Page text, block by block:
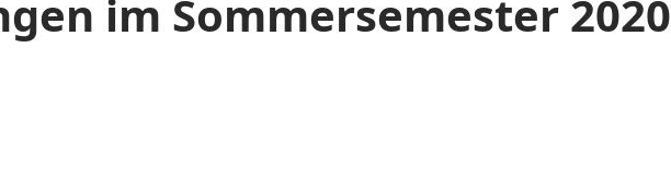
im Sommersemester 2020